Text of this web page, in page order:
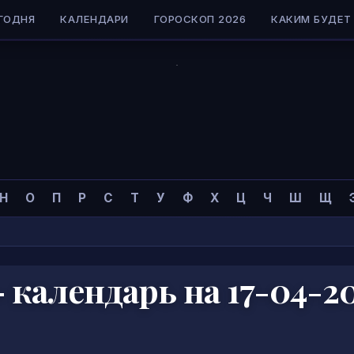
КАЛЕНДАРИ ГОРОСКОП 2026 КАКИМ БУДЕТ
Н О П Р С Т У Ф Х Ц Ч Ш Щ
на 17-04-